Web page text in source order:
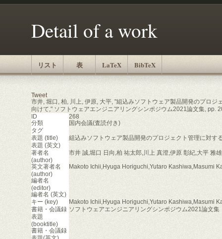
Detail of a work
リスト 表 LaTeX BibTeX
Tweet
市井, 堀口, 柏, 川上, 伊原, 大平, "組込みソフトウェア製品開発のプロジ
向けて," ソフトウェアエンジニアリングシンポジウム2021論文集, pp.
ID
268
分類
国内会議(査読付き)
タグ
表題 (title)
組込みソフトウェア製品開発のプロジェクト管理に対す
表題 (英文)
著者名
(author)
市井 誠,堀口 日向,柏 祐太郎,川上 真澄,伊原 彰紀,大平 雅雄
英文著者名
(author)
Makoto Ichii,Hyuga Horiguchi,Yutaro Kashiwa,Masumi
編者名
(editor)
編者名 (英文)
キー (key)
Makoto Ichii,Hyuga Horiguchi,Yutaro Kashiwa,Masumi
書籍・会議録
表題
(booktitle)
ソフトウェアエンジニアリングシンポジウム2021論文集
書籍・会議録
表題(英文)